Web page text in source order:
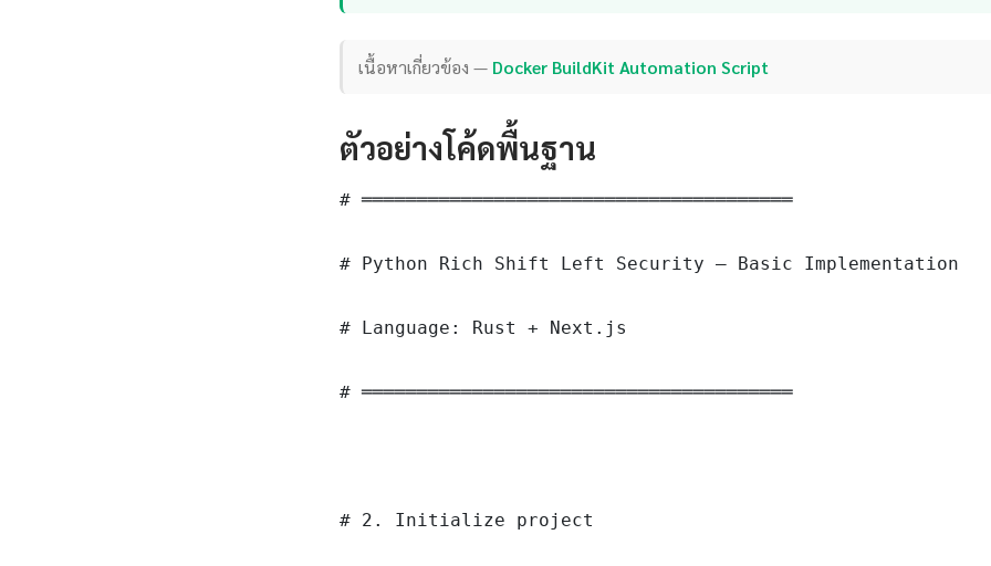
เนื้อหาเกี่ยวข้อง — Docker BuildKit Automation Script
ตัวอย่างโค้ดพื้นฐาน
# ═══════════════════════════════════════
# Python Rich Shift Left Security — Basic Implementation
# Language: Rust + Next.js
# ═══════════════════════════════════════
# 2. Initialize project